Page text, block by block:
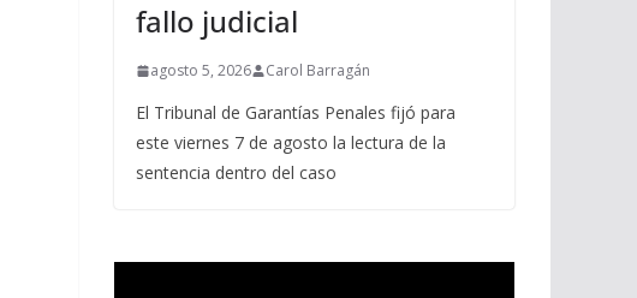
fallo judicial
agosto 5, 2026 Carol Barragán
El Tribunal de Garantías Penales fijó para
este viernes 7 de agosto la lectura de la
sentencia dentro del caso